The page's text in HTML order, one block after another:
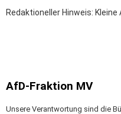
Redaktioneller Hinweis:
AfD-Fraktion MV
Unsere Verantwortung sind die